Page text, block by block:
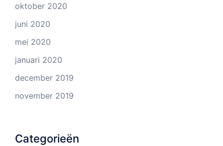
oktober 2020
juni 2020
mei 2020
januari 2020
december 2019
november 2019
Categorieën